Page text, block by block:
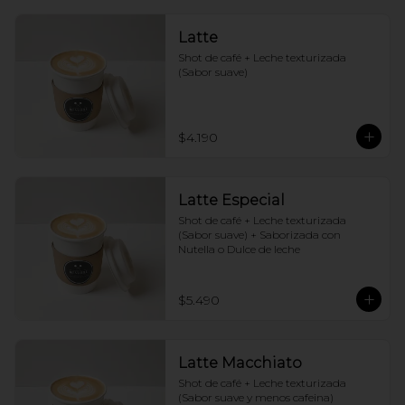
Latte
Shot de café + Leche texturizada
(Sabor suave)
$4.190
Latte Especial
Shot de café + Leche texturizada
(Sabor suave) + Saborizada con
Nutella o Dulce de leche
$5.490
Latte Macchiato
Shot de café + Leche texturizada
(Sabor suave y menos cafeina)